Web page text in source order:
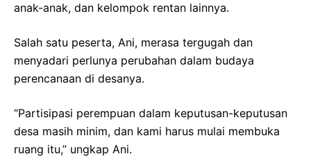
anak-anak, dan kelompok rentan lainnya.
Salah satu peserta, Ani, merasa tergugah dan
menyadari perlunya perubahan dalam budaya
perencanaan di desanya.
“Partisipasi perempuan dalam keputusan-keputusan
desa masih minim, dan kami harus mulai membuka
ruang itu,” ungkap Ani.